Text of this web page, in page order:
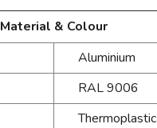
Material & Colour
Aluminium
RAL 9006
Thermoplastic